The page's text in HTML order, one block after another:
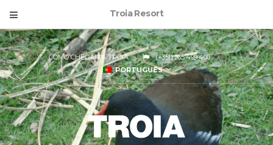
Troia Resort
COMO CHEGAR A TROIA
(+351) 265 499 400
PORTUGUÊS